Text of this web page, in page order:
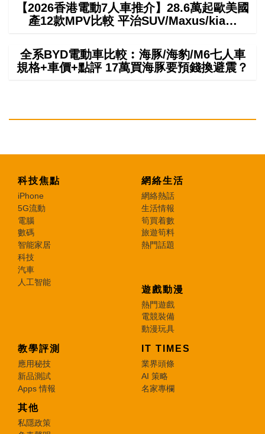
【2026香港電動7人車推介】28.6萬起歐美國
產12款MPV比較 平治SUV/Maxus/kia…
全系BYD電動車比較︰海豚/海豹/M6七人車
規格+車價+點評 17萬買海豚要預錢換避震？
科技焦點
iPhone
5G流動
電腦
數碼
智能家居
科技
汽車
人工智能
網絡生活
網絡熱話
生活情報
筍買着數
旅遊筍料
熱門話題
遊戲動漫
熱門遊戲
電競裝備
動漫玩具
教學評測
應用秘技
新品測試
Apps 情報
IT TIMES
業界頭條
AI 策略
名家專欄
其他
私隱政策